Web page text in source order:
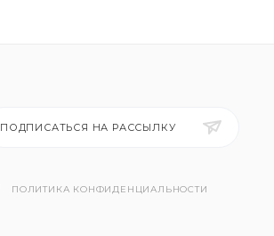
ПОДПИСАТЬСЯ НА РАССЫЛКУ
ПОЛИТИКА КОНФИДЕНЦИАЛЬНОСТИ